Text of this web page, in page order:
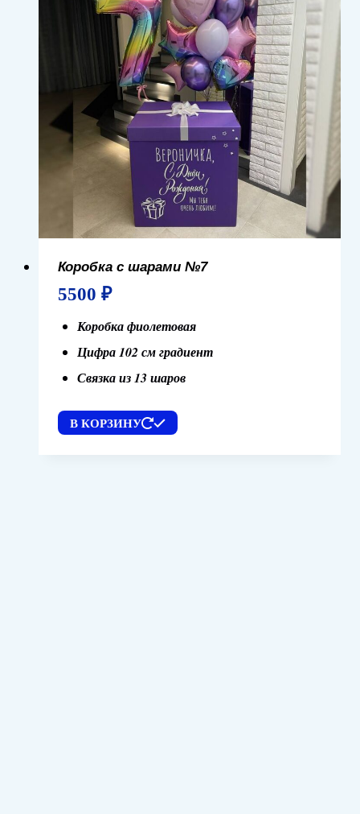
Коробка с шарами №7
5500 ₽
Коробка фиолетовая
Цифра 102 см градиент
Связка из 13 шаров
В КОРЗИНУ